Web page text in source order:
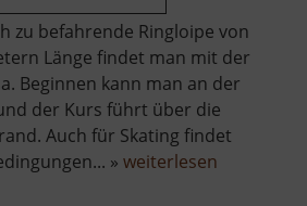
zu befahrende Ringloipe von
Länge findet man mit der
Beginnen kann man an der
der Kurs führt über die
Auch für Skating findet
» weiterlesen